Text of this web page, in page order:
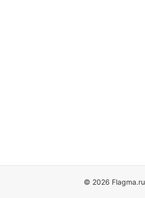
© 2026 Flagma.ru